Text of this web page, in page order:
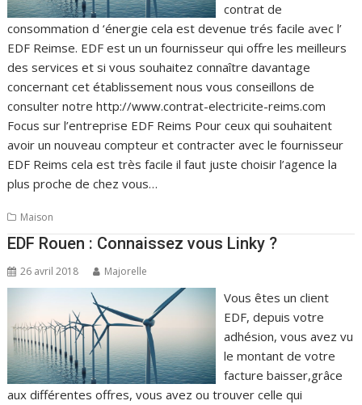
contrat de
consommation d ‘énergie cela est devenue trés facile avec l’
EDF Reimse. EDF est un un fournisseur qui offre les meilleurs
des services et si vous souhaitez connaître davantage
concernant cet établissement nous vous conseillons de
consulter notre http://www.contrat-electricite-reims.com
Focus sur l’entreprise EDF Reims Pour ceux qui souhaitent
avoir un nouveau compteur et contracter avec le fournisseur
EDF Reims cela est très facile il faut juste choisir l’agence la
plus proche de chez vous…
Maison
EDF Rouen : Connaissez vous Linky ?
26 avril 2018 Majorelle
Vous êtes un client
EDF, depuis votre
adhésion, vous avez vu
le montant de votre
facture baisser,grâce
aux différentes offres, vous avez ou trouver celle qui